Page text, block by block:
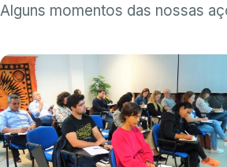
Alguns momentos das nossas